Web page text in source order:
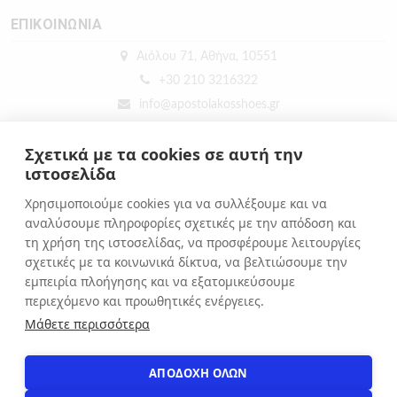
ΕΠΙΚΟΙΝΩΝΙΑ
Αιόλου 71, Αθήνα, 10551
+30 210 3216322
info@apostolakosshoes.gr
Σχετικά με τα cookies σε αυτή την
ιστοσελίδα
Χρησιμοποιούμε cookies για να συλλέξουμε και να
αναλύσουμε πληροφορίες σχετικές με την απόδοση και
τη χρήση της ιστοσελίδας, να προσφέρουμε λειτουργίες
σχετικές με τα κοινωνικά δίκτυα, να βελτιώσουμε την
εμπειρία πλοήγησης και να εξατομικεύσουμε
περιεχόμενο και προωθητικές ενέργειες.
Μάθετε περισσότερα
ΑΠΟΔΟΧΗ ΟΛΩΝ